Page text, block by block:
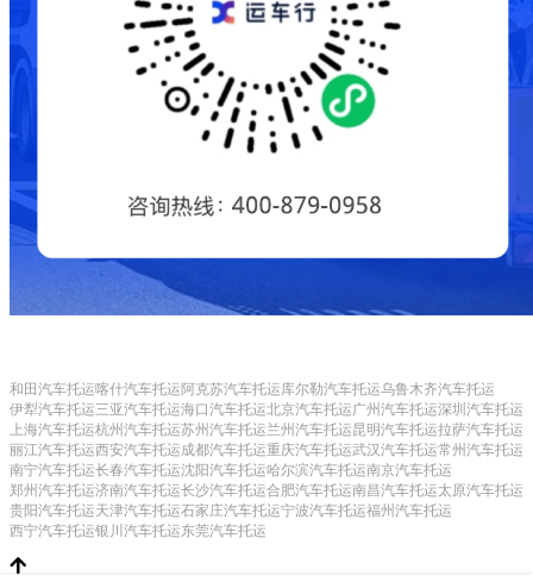
和田汽车托运喀什汽车托运 阿克苏汽车托运库尔勒汽车托运乌鲁木齐汽车托运
伊犁汽车托运三亚汽车托运海口汽车托运北京汽车托运广州汽车托运深圳汽车托运
上海汽车托运杭州汽车托运苏州汽车托运兰州汽车托运昆明汽车托运拉萨汽车托运
丽江汽车托运西安汽车托运成都汽车托运重庆汽车托运武汉汽车托运常州汽车托运
南宁汽车托运长春汽车托运沈阳汽车托运哈尔滨汽车托运南京汽车托运
郑州汽车托运济南汽车托运长沙汽车托运合肥汽车托运南昌汽车托运太原汽车托运
贵阳汽车托运天津汽车托运石家庄汽车托运宁波汽车托运福州汽车托运
西宁汽车托运银川汽车托运东莞汽车托运